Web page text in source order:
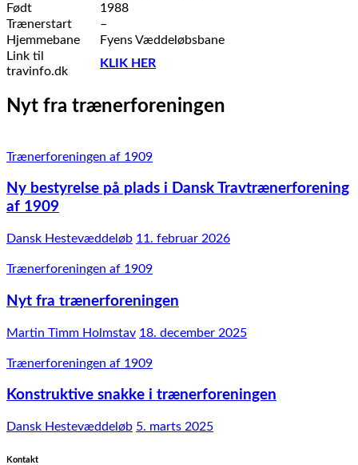
Født
1988
Trænerstart
–
Hjemmebane
Fyens Væddeløbsbane
Link til
travinfo.dk
KLIK HER
Nyt fra trænerforeningen
Trænerforeningen af 1909
Ny bestyrelse på plads i Dansk Travtrænerforening
af 1909
Dansk Hestevæddeløb 11. februar 2026
Trænerforeningen af 1909
Nyt fra trænerforeningen
Martin Timm Holmstav 18. december 2025
Trænerforeningen af 1909
Konstruktive snakke i trænerforeningen
Dansk Hestevæddeløb 5. marts 2025
Kontakt